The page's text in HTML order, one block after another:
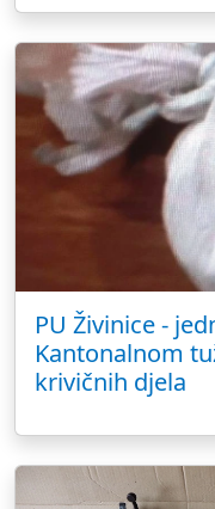
PU Živinice -
Kantonalnom
krivičnih djela